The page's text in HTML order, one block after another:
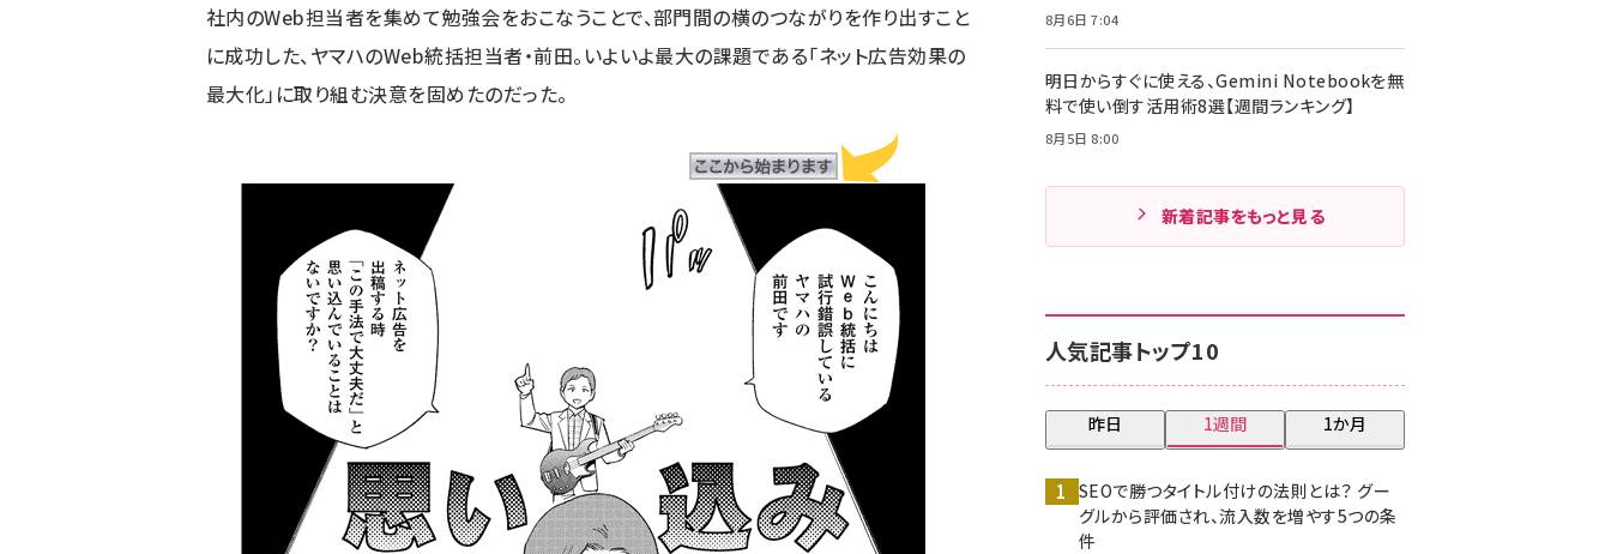
社内のWeb担当者を集めて勉強会をおこなうことで、部門間の横のつながりを作り出すこと
に成功した、ヤマハのWeb統括担当者・前田。いよいよ最大の課題である「ネット広告効果の
最大化」に取り組む決意を固めたのだった。
8月6日 7:04
明日からすぐに使える、Gemini Notebookを無
料で使い倒す活用術8選【週間ランキング】
8月5日 8:00
新着記事をもっと見る
人気記事トップ10
昨日 1週間 1か月
SEOで勝つタイトル付けの法則とは？ グー
グルから評価され、流入数を増やす5つの条
件